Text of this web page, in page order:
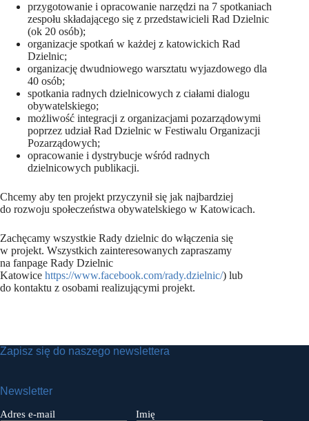
przygotowanie i opracowanie narzędzi na 7 spotkaniach
zespołu składającego się z przedstawicieli Rad Dzielnic
(ok 20 osób);
organizacje spotkań w każdej z katowickich Rad
Dzielnic;
organizację dwudniowego warsztatu wyjazdowego dla
40 osób;
spotkania radnych dzielnicowych z ciałami dialogu
obywatelskiego;
możliwość integracji z organizacjami pozarządowymi
poprzez udział Rad Dzielnic w Festiwalu Organizacji
Pozarządowych;
opracowanie i dystrybucje wśród radnych
dzielnicowych publikacji.
Chcemy aby ten projekt przyczynił się jak najbardziej
do rozwoju społeczeństwa obywatelskiego w Katowicach.
Zachęcamy wszystkie Rady dzielnic do włączenia się
w projekt. Wszystkich zainteresowanych zapraszamy
na fanpage Rady Dzielnic
Katowice https://www.facebook.com/rady.dzielnic/) lub
do kontaktu z osobami realizującymi projekt.
Zapisz się do naszego newslettera
Newsletter
Adres e-mail Imię